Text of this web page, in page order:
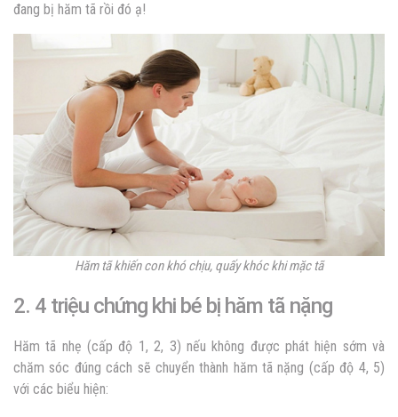
đang bị hăm tã rồi đó ạ!
Hăm tã khiến con khó chịu, quấy khóc khi mặc tã
2. 4 triệu chứng khi bé bị hăm tã nặng
Hăm tã nhẹ (cấp độ 1, 2, 3) nếu không được phát hiện sớm và
chăm sóc đúng cách sẽ chuyển thành hăm tã nặng (cấp độ 4, 5)
với các biểu hiện: